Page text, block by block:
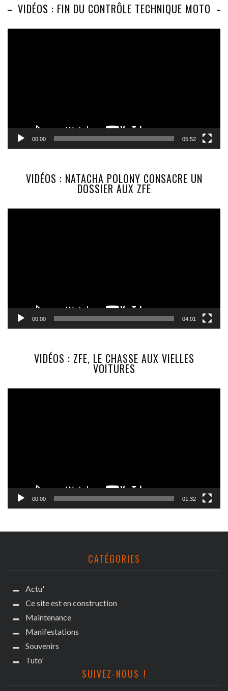
VIDÉOS : FIN DU CONTRÔLE TECHNIQUE MOTO
00:00 05:52
VIDÉOS : NATACHA POLONY CONSACRE UN
DOSSIER AUX ZFE
00:00 04:01
VIDÉOS : ZFE, LE CHASSE AUX VIELLES
VOITURES
00:00 01:32
CATÉGORIES
Actu'
Ce site est en construction
Maintenance
Manifestations
Souvenirs
Tuto'
SUIVEZ-NOUS !